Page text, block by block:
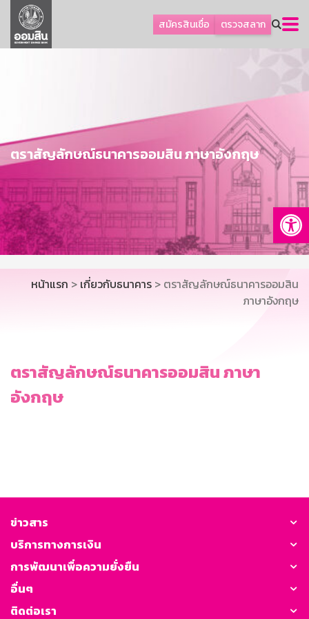
สมัครสินเชื่อ ตรวจสลาก
ลูกค้าธุรกิจ
ลูกค้าผู้ประกอบรายย่อย
การพัฒนาที่ยั่งยืน
ข่าวสาร
บริการทางการเงิน
อื่นๆ
ติดต่อเรา
บริการออนไลน์
TH
EN
ตราสัญลักษณ์ธนาคารออมสิน ภาษาอังกฤษ
หน้าแรก > เกี่ยวกับธนาคาร > ตราสัญลักษณ์ธนาคารออมสิน
ภาษาอังกฤษ
ตราสัญลักษณ์ธนาคารออมสิน ภาษา
อังกฤษ
ข่าวสาร
บริการทางการเงิน
การพัฒนาเพื่อความยั่งยืน
อื่นๆ
ติดต่อเรา